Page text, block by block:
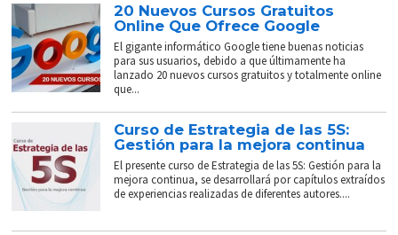
20 Nuevos Cursos Gratuitos
Online Que Ofrece Google
El gigante informático Google tiene buenas noticias
para sus usuarios, debido a que últimamente ha
lanzado 20 nuevos cursos gratuitos y totalmente online
que...
Curso de Estrategia de las 5S:
Gestión para la mejora continua
El presente curso de Estrategia de las 5S: Gestión para la
mejora continua, se desarrollará por capítulos extraídos
de experiencias realizadas de diferentes autores....